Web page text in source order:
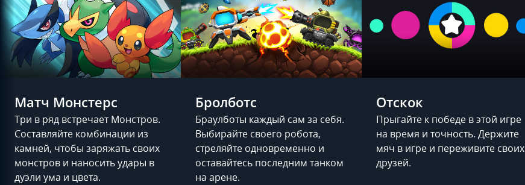
Матч Монстерс
Три в ряд встречает Монстров.
Составляйте комбинации из
камней, чтобы заряжать своих
монстров и наносить удары в
дуэли ума и цвета.
Бролботс
Браулботы каждый сам за себя.
Выбирайте своего робота,
стреляйте одновременно и
оставайтесь последним танком
на арене.
Отскок
Прыгайте к победе в этой игре
на время и точность. Держите
мяч в игре и переживите своих
друзей.